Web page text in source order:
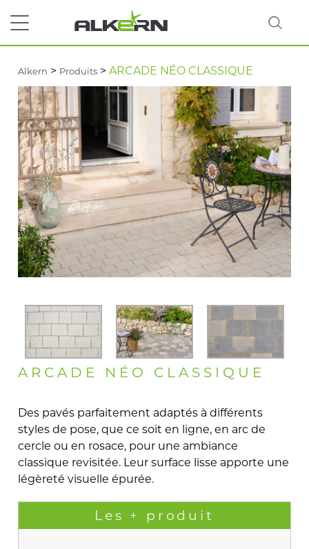
RECHERCHER
Alkern > Produits >ARCADE NÉO CLASSIQUE
ARCADE NÉO CLASSIQUE
Des pavés parfaitement adaptés à différents
styles de pose, que ce soit en ligne, en arc de
cercle ou en rosace, pour une ambiance
classique revisitée. Leur surface lisse apporte une
légèreté visuelle épurée.
Les + produit